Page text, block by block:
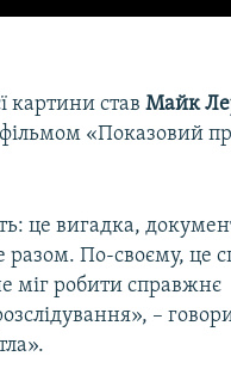
картини став Майк
«Показовий
це вигадка,
разом. По-своєму, це
міг робити справжнє
–